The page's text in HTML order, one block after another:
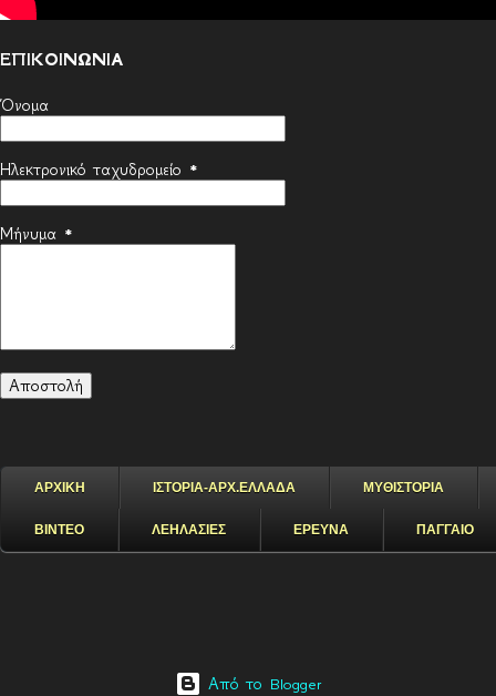
ΕΠΙΚΟΙΝΩΝΙΑ
Όνομα
Ηλεκτρονικό ταχυδρομείο *
Μήνυμα *
ΑΡΧΙΚΗ ΙΣΤΟΡΙΑ-ΑΡΧ.ΕΛΛΑΔΑ ΜΥΘΙΣΤΟΡΙΑ
ΒΙΝΤΕΟ ΛΕΗΛΑΣΙΕΣ ΕΡΕΥΝΑ ΠΑΓΓΑΙΟ
Από το Blogger